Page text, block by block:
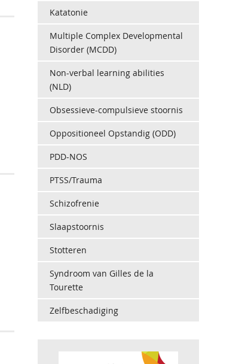
Katatonie
Multiple Complex Developmental
Disorder (MCDD)
Non-verbal learning abilities
(NLD)
Obsessieve-compulsieve stoornis
Oppositioneel Opstandig (ODD)
PDD-NOS
PTSS/Trauma
Schizofrenie
Slaapstoornis
Stotteren
Syndroom van Gilles de la
Tourette
Zelfbeschadiging